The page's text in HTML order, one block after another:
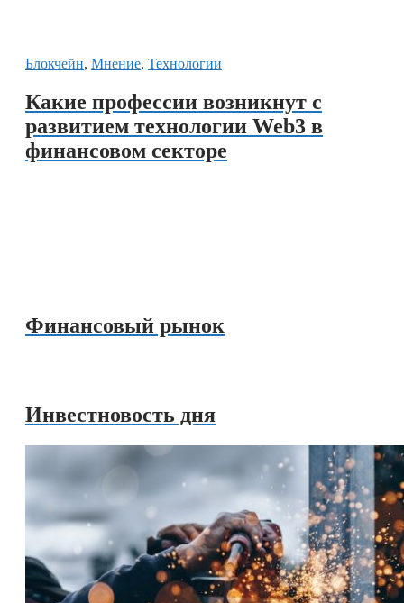
Блокчейн, Мнение, Технологии
Какие профессии возникнут с
развитием технологии Web3 в
финансовом секторе
Финансовый рынок
Инвестновость дня